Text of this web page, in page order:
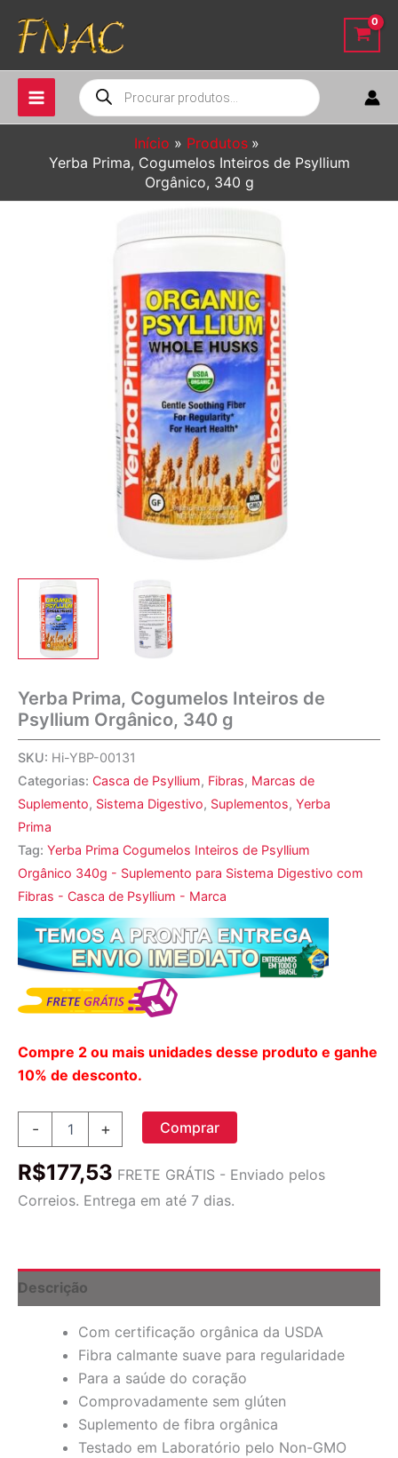
para
conteúdo
Pesquisar
produtos
Início
Produtos
Yerba Prima, Cogumelos Inteiros de Psyllium
Orgânico, 340 g
Yerba Prima, Cogumelos Inteiros de
Psyllium Orgânico, 340 g
SKU: Hi-YBP-00131
Categorias: Casca de Psyllium, Fibras, Marcas de
Suplemento, Sistema Digestivo, Suplementos, Yerba
Prima
Tag: Yerba Prima Cogumelos Inteiros de Psyllium
Orgânico 340g - Suplemento para Sistema Digestivo com
Fibras - Casca de Psyllium - Marca
Compre 2 ou mais unidades desse produto e ganhe
10% de desconto.
-
Inteiros
Psyllium
quantidade
+ Comprar
R$177,53 FRETE GRÁTIS - Enviado pelos
Correios. Entrega em até 7 dias.
Descrição
Com certificação orgânica da USDA
Fibra calmante suave para regularidade
Para a saúde do coração
Comprovadamente sem glúten
Suplemento de fibra orgânica
Testado em Laboratório pelo Non-GMO